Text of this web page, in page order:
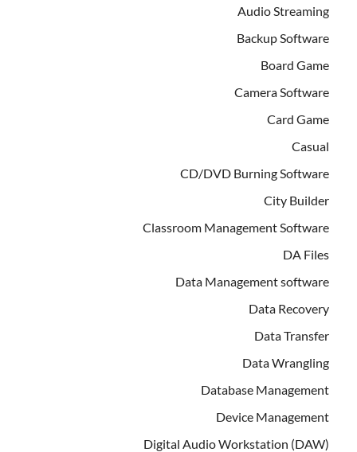
Audio Streaming
Backup Software
Board Game
Camera Software
Card Game
Casual
CD/DVD Burning Software
City Builder
Classroom Management Software
DA Files
Data Management software
Data Recovery
Data Transfer
Data Wrangling
Database Management
Device Management
Digital Audio Workstation (DAW)